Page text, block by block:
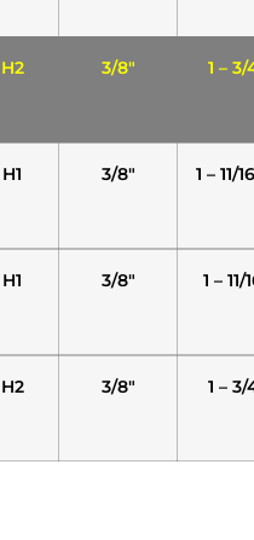
H2 3/8″ 1 – 3/
H1 3/8″ 1 – 11/
H1 3/8″ 1 – 11/
H2 3/8″ 1 – 3/